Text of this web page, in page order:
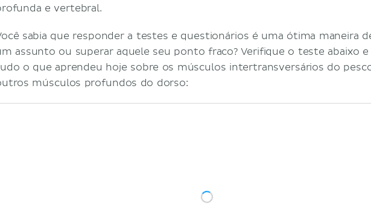
e vertebral.
sabia que responder a testes e questionários é uma ótima maneira
assunto ou superar aquele seu ponto fraco? Verifique o teste abaixo e
o que aprendeu hoje sobre os músculos intertransversários do
músculos profundos do dorso: